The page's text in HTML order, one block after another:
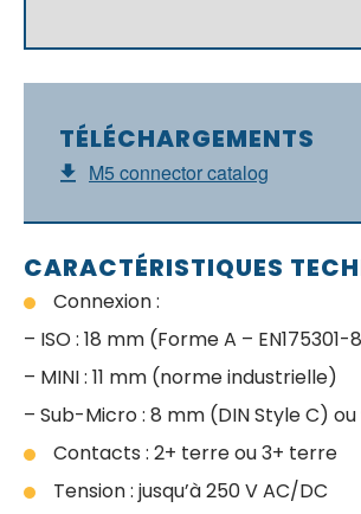
TÉLÉCHARGEMENTS
M5 connector catalog
CARACTÉRISTIQUES
Connexion :
– ISO : 18 mm (Forme A – EN175301-
– MINI : 11 mm (norme industrielle)
– Sub-Micro : 8 mm (DIN Style C)
Contacts : 2+ terre ou 3+ terre
Tension : jusqu’à 250 V AC/DC